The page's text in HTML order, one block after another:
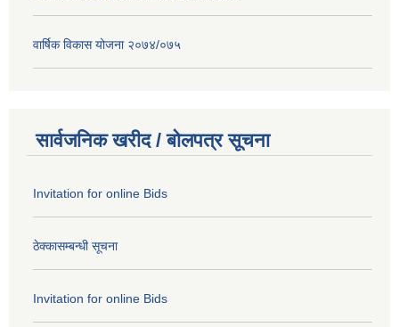
वार्षिक विकास योजना २०७४/०७५
सार्वजनिक खरीद / बोलपत्र सूचना
Invitation for online Bids
ठेक्कासम्बन्धी सूचना
Invitation for online Bids